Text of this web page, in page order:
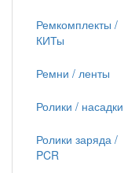
Ремкомплекты /
КИТы
Ремни / ленты
Ролики / насадки
Ролики заряда /
PCR